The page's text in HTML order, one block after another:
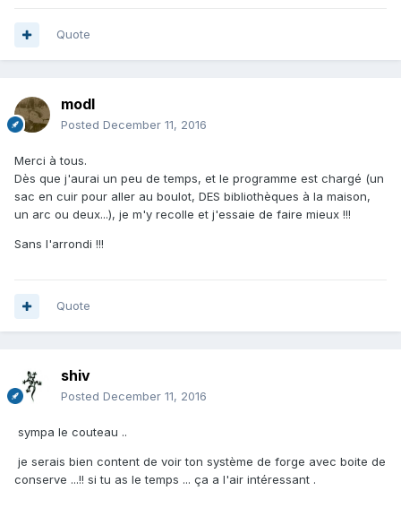
Quote
modl
Posted December 11, 2016
Merci à tous.
Dès que j'aurai un peu de temps, et le programme est chargé (un
sac en cuir pour aller au boulot, DES bibliothèques à la maison,
un arc ou deux...), je m'y recolle et j'essaie de faire mieux !!!
Sans l'arrondi !!!
Quote
shiv
Posted December 11, 2016
sympa le couteau ..
je serais bien content de voir ton système de forge avec boite de
conserve ...!! si tu as le temps ... ça a l'air intéressant .